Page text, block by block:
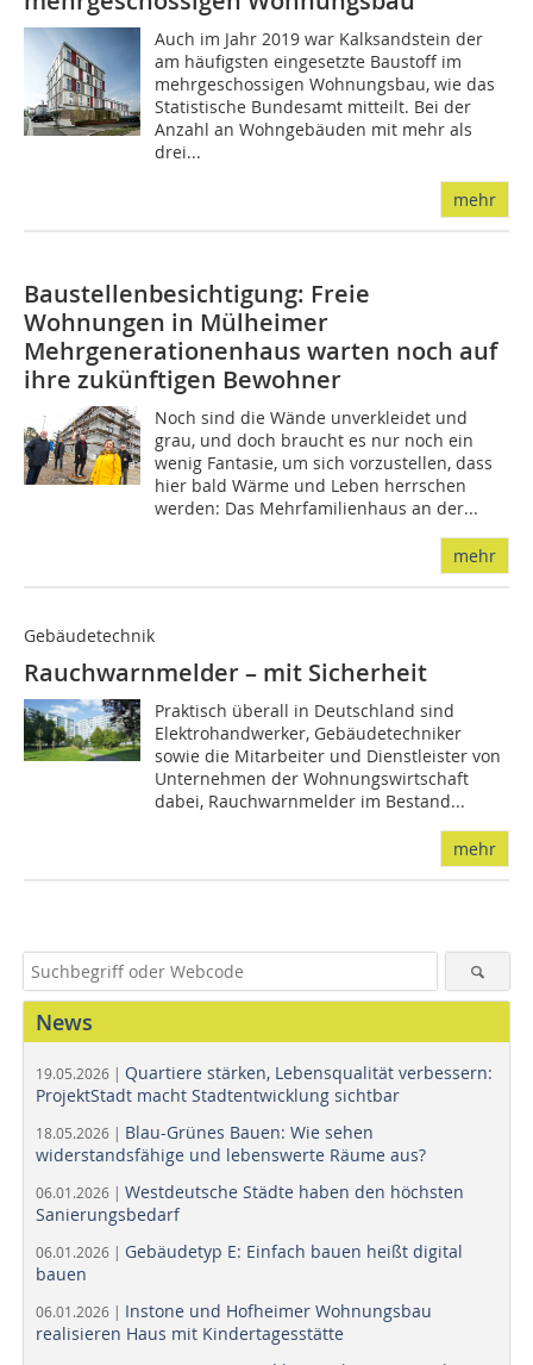
Auch im Jahr 2019 war Kalksandstein der
am häufigsten eingesetzte Baustoff im
mehrgeschossigen Wohnungsbau, wie das
Statistische Bundesamt mitteilt. Bei der
Anzahl an Wohngebäuden mit mehr als
drei...
mehr
Baustellenbesichtigung: Freie
Wohnungen in Mülheimer
Mehrgenerationenhaus warten noch auf
ihre zukünftigen Bewohner
Noch sind die Wände unverkleidet und
grau, und doch braucht es nur noch ein
wenig Fantasie, um sich vorzustellen, dass
hier bald Wärme und Leben herrschen
werden: Das Mehrfamilienhaus an der...
mehr
Gebäudetechnik
Rauchwarnmelder – mit Sicherheit
Praktisch überall in Deutschland sind
Elektrohandwerker, Gebäudetechniker
sowie die Mitarbeiter und Dienstleister von
Unternehmen der Wohnungswirtschaft
dabei, Rauchwarnmelder im Bestand...
mehr
News
19.05.2026 | Quartiere stärken, Lebensqualität verbessern:
ProjektStadt macht Stadtentwicklung sichtbar
18.05.2026 | Blau-Grünes Bauen: Wie sehen
widerstandsfähige und lebenswerte Räume aus?
06.01.2026 | Westdeutsche Städte haben den höchsten
Sanierungsbedarf
06.01.2026 | Gebäudetyp E: Einfach bauen heißt digital
bauen
06.01.2026 | Instone und Hofheimer Wohnungsbau
realisieren Haus mit Kindertagesstätte